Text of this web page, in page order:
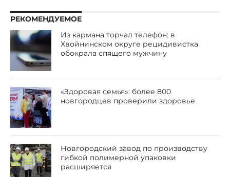
РЕКОМЕНДУЕМОЕ
Из кармана торчал телефон: в
Хвойнинском округе рецидивистка
обокрала спящего мужчину
«Здоровая семья»: более 800
новгородцев проверили здоровье
Новгородский завод по производству
гибкой полимерной упаковки
расширяется